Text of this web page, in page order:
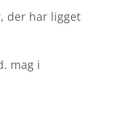
der har ligget
mag i